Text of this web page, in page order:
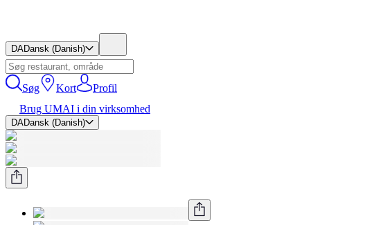
DADansk (Danish)
Søg Kort
Profil
Brug UMAI i din virksomhed
DADansk (Danish)